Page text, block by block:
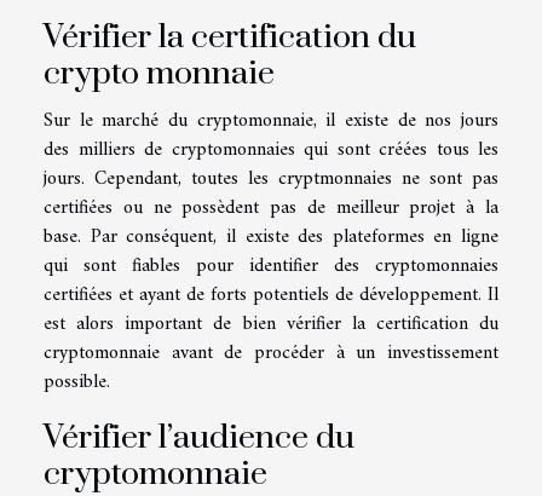
Vérifier la certification du
crypto monnaie
Sur le marché du cryptomonnaie, il existe de nos jours
des milliers de cryptomonnaies qui sont créées tous les
jours. Cependant, toutes les cryptmonnaies ne sont pas
certifiées ou ne possèdent pas de meilleur projet à la
base. Par conséquent, il existe des plateformes en ligne
qui sont fiables pour identifier des cryptomonnaies
certifiées et ayant de forts potentiels de développement. Il
est alors important de bien vérifier la certification du
cryptomonnaie avant de procéder à un investissement
possible.
Vérifier l’audience du
cryptomonnaie